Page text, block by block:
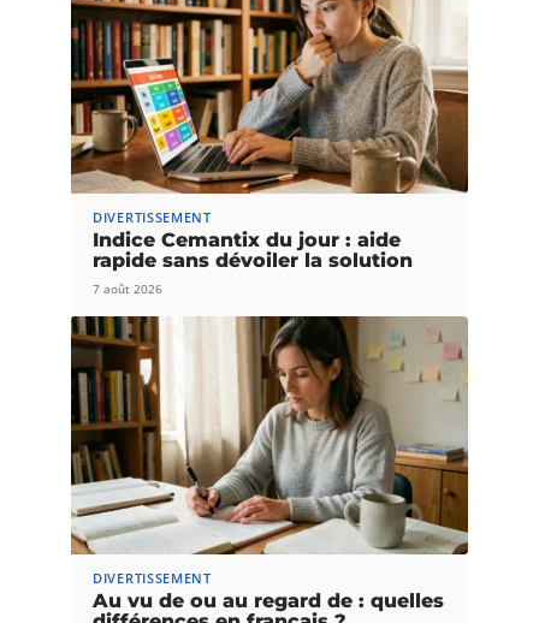
DIVERTISSEMENT
Indice Cemantix du jour : aide
rapide sans dévoiler la solution
7 août 2026
DIVERTISSEMENT
Au vu de ou au regard de : quelles